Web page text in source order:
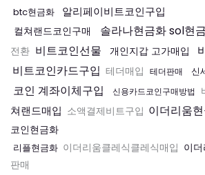
btc현금화 알리페이비트코인구입
컬쳐랜드코인구매 솔라나현금화 sol현
전환 비트코인선물 개인지갑 고가매입
비트코인카드구입 테더매입 테더판매 신
코인 계좌이체구입 신용카드코인구매방법
쳐랜드매입 소액결제비트구입 이더리움
코인현금화
리플현금화 이더리움클레식클레식매입 이
판매